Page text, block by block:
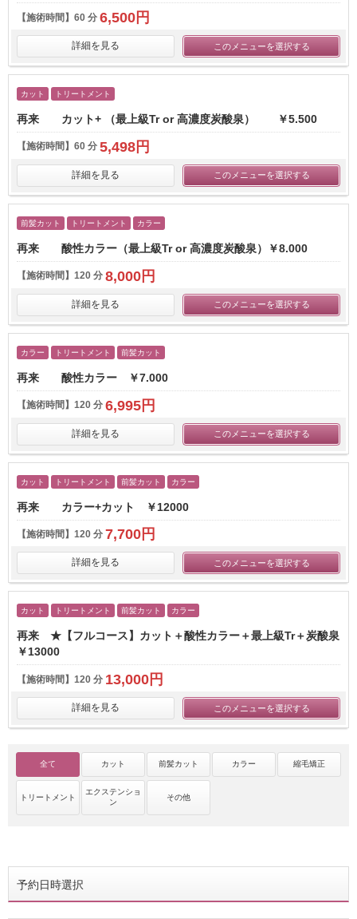
【施術時間】 60 分 6,500円
詳細を見る このメニューを選択する
カット トリートメント
再来 カット+ （最上級Tr or 高濃度炭酸泉） ￥5.500
【施術時間】 60 分 5,498円
詳細を見る このメニューを選択する
前髪カット トリートメント カラー
再来 酸性カラー（最上級Tr or 高濃度炭酸泉）￥8.000
【施術時間】 120 分 8,000円
詳細を見る このメニューを選択する
カラー トリートメント 前髪カット
再来 酸性カラー ￥7.000
【施術時間】 120 分 6,995円
詳細を見る このメニューを選択する
カット トリートメント 前髪カット カラー
再来 カラー+カット ￥12000
【施術時間】 120 分 7,700円
詳細を見る このメニューを選択する
カット トリートメント 前髪カット カラー
再来 ★【フルコース】カット＋酸性カラー＋最上級Tr＋炭酸泉
￥13000
【施術時間】 120 分 13,000円
詳細を見る このメニューを選択する
全て カット 前髪カット カラー 縮毛矯正
トリートメント
エクステンショ
ン
その他
予約日時選択